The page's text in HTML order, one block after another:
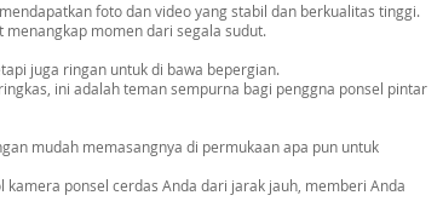
foto dan video yang stabil dan berkualitas tinggi.
momen dari segala sudut.
juga ringan untuk di bawa bepergian.
ini adalah teman sempurna bagi penggna ponsel pintar
mudah memasangnya di permukaan apa pun untuk
ponsel cerdas Anda dari jarak jauh, memberi Anda